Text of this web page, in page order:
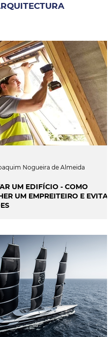
& NEGÓCIO
CITIES & MOBILIDADE
MATCH POINT
UM EDIFÍCIO - COMO
UM EMPREITEIRO E EVITAR
Nogueira de Almeida